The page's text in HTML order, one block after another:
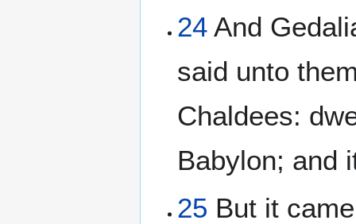
24 And
said unto
Chaldees:
Babylon; and
25 But it